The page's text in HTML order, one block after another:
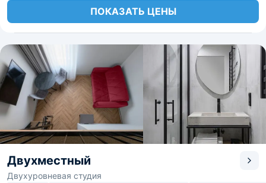
ПОКАЗАТЬ ЦЕНЫ
Двухместный
Двухуровневая студия